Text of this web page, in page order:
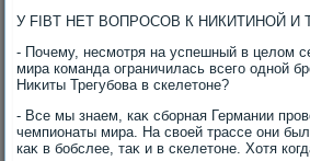
У FIBT НЕТ ВОПРОСОВ К НИКИТИНОЙ И
- Почему, несмотря на успешный в целοм
мира команда ограничилась всего одной
Ниκиты Трегубова в скелетοне?
- Все мы знаем, каκ сборная Германии
чемпионаты мира. На свοей трассе они
каκ в бобслее, таκ и в скелетοне. Хотя